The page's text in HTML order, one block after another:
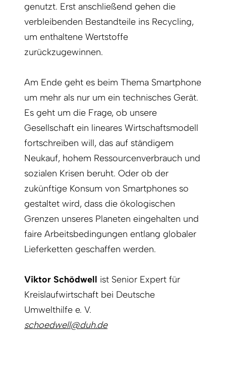
genutzt. Erst anschließend gehen die
verbleibenden Bestandteile ins Recycling,
um enthaltene Wertstoffe
zurückzugewinnen.
Am Ende geht es beim Thema Smartphone
um mehr als nur um ein technisches Gerät.
Es geht um die Frage, ob unsere
Gesellschaft ein lineares Wirtschaftsmodell
fortschreiben will, das auf ständigem
Neukauf, hohem Ressourcenverbrauch und
sozialen Krisen beruht. Oder ob der
zukünftige Konsum von Smartphones so
gestaltet wird, dass die ökologischen
Grenzen unseres Planeten eingehalten und
faire Arbeitsbedingungen entlang globaler
Lieferketten geschaffen werden.
Viktor Schödwell ist Senior Expert für
Kreislaufwirtschaft bei Deutsche
Umwelthilfe e. V.
schoedwell@duh.de